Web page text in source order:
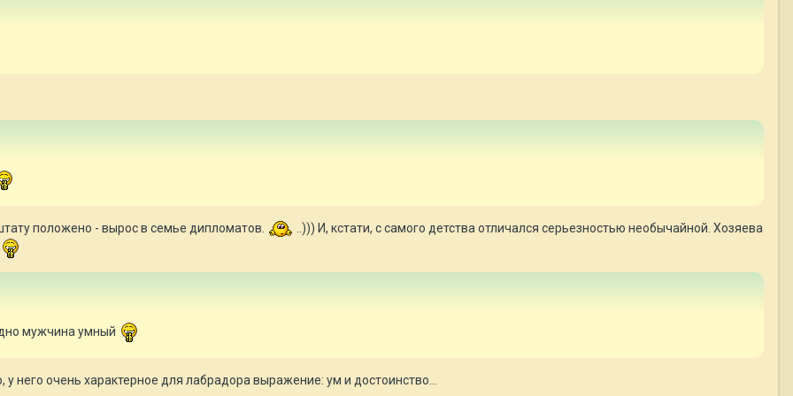
положено - вырос в семье дипломатов.
..))) И, кстати, с самого детства отличался серьезностью необычайной. Хозяева
мужчина умный
него очень характерное для лабрадора выражение: ум и достоинство...